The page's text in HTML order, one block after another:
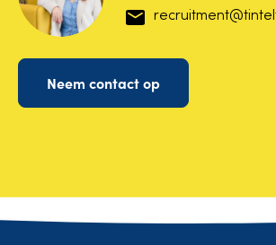
Neem contact op